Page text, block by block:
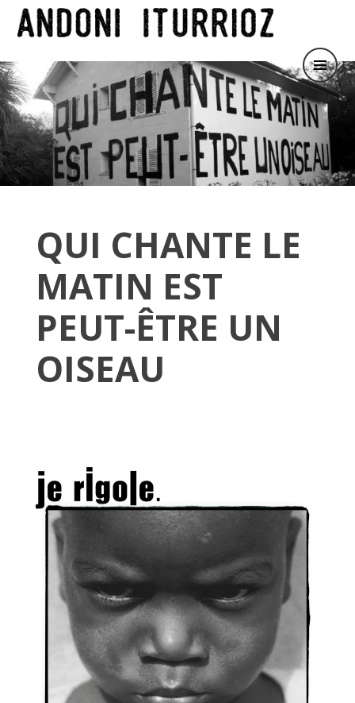
ANDONI ITURRIOZ
Le Roi des Ruines
QUI CHANTE LE
MATIN EST
PEUT-ÊTRE UN
OISEAU